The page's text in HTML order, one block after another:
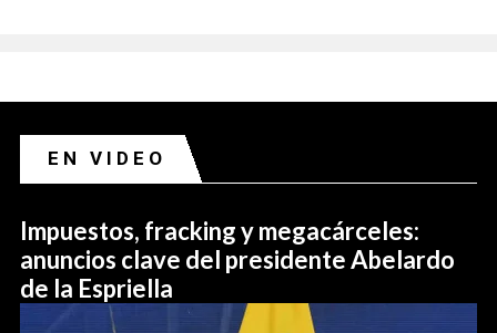
EN VIDEO
Impuestos, fracking y megacárceles:
anuncios clave del presidente Abelardo
de la Espriella